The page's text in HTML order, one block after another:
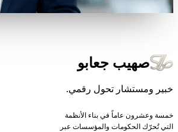
صهيب جعابو
خبير ومستشار تحول رقمي.
خمسة وعشرون عاماً في بناء الأنظمة
التي تُحرّك الحكومات والمؤسسات عبر